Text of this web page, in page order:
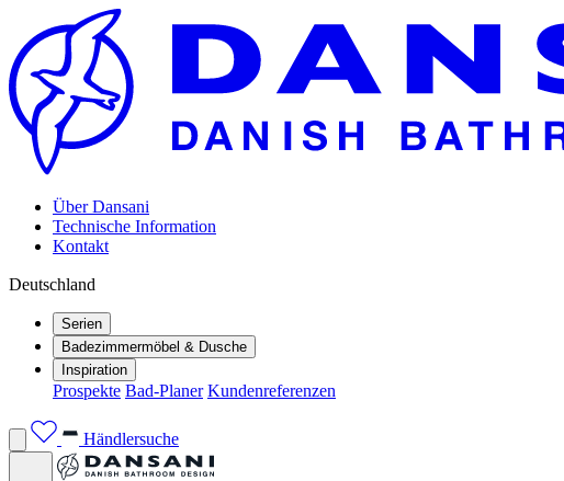
Über Dansani
Technische Information
Kontakt
Deutschland
Serien
Badezimmermöbel & Dusche
Inspiration
Prospekte Bad-Planer Kundenreferenzen
Händlersuche